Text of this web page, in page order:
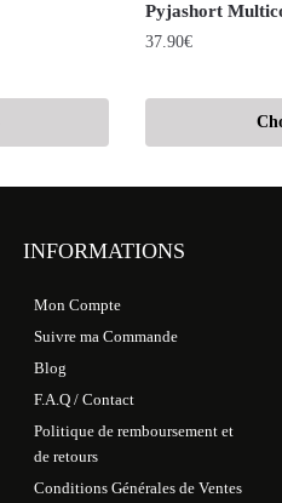
Pyjashort
37.90€
INFORMATIONS
Mon Compte
Suivre ma Commande
Blog
F.A.Q / Contact
Politique de remboursement et
de retours
Conditions Générales de Ventes